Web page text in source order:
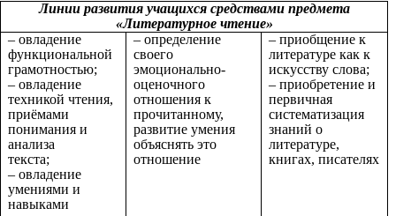
Линии развития учащихся средствами предмета
«Литературное чтение»
– овладение
функциональной
грамотностью;
– овладение
техникой чтения,
приёмами
понимания и
анализа
текста;
– овладение
умениями и
навыками
– определение
своего
эмоционально-
оценочного
отношения к
прочитанному,
развитие умения
объяснять это
отношение
– приобщение к
литературе как к
искусству слова;
– приобретение и
первичная
систематизация
знаний о
литературе,
книгах, писателях